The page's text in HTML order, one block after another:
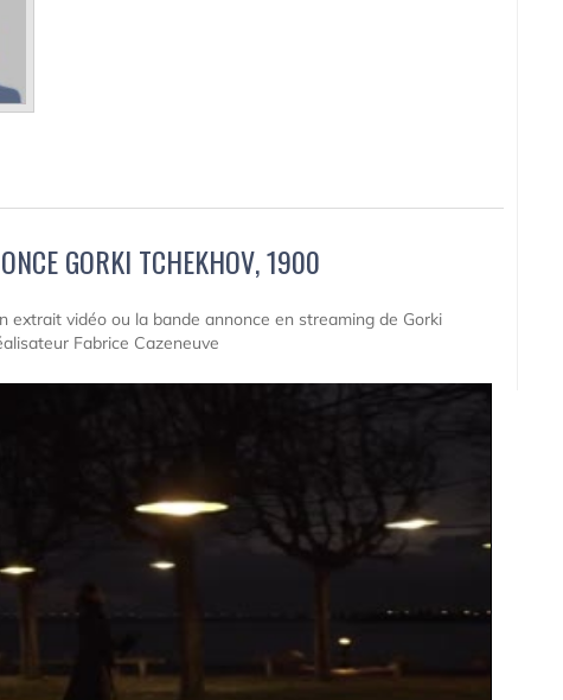
GORKI TCHEKHOV, 1900
extrait vidéo ou la bande annonce en streaming de Gorki
Fabrice Cazeneuve